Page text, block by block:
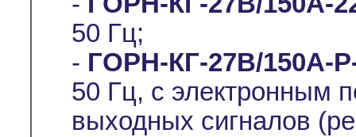
50 Гц;
- ГОРН-КГ-27В/150А-
50 Гц, с электронным
выходных сигналов